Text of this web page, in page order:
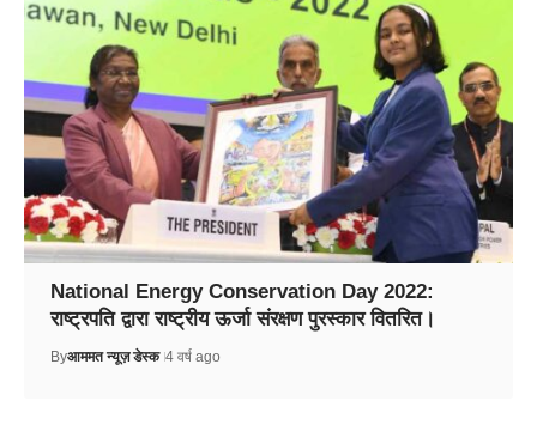
National Energy Conservation Day 2022:
राष्ट्रपति द्वारा राष्ट्रीय ऊर्जा संरक्षण पुरस्कार वितरित।
Byआममत न्यूज़ डेस्क 4 वर्ष ago